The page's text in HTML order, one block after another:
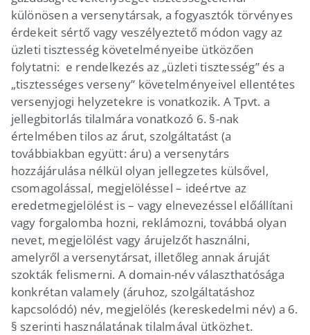
különösen a versenytársak, a fogyasztók törvényes
érdekeit sértő vagy veszélyeztető módon vagy az
üzleti tisztesség követelményeibe ütközően
folytatni: e rendelkezés az „üzleti tisztesség” és a
„tisztességes verseny” követelményeivel ellentétes
versenyjogi helyzetekre is vonatkozik. A Tpvt. a
jellegbitorlás tilalmára vonatkozó 6. §-nak
értelmében tilos az árut, szolgáltatást (a
továbbiakban együtt: áru) a versenytárs
hozzájárulása nélkül olyan jellegzetes külsővel,
csomagolással, megjelöléssel – ideértve az
eredetmegjelölést is – vagy elnevezéssel előállítani
vagy forgalomba hozni, reklámozni, továbbá olyan
nevet, megjelölést vagy árujelzőt használni,
amelyről a versenytársat, illetőleg annak áruját
szokták felismerni. A domain-név választhatósága
konkrétan valamely (áruhoz, szolgáltatáshoz
kapcsolódó) név, megjelölés (kereskedelmi név) a 6.
§ szerinti használatának tilalmával ütközhet.